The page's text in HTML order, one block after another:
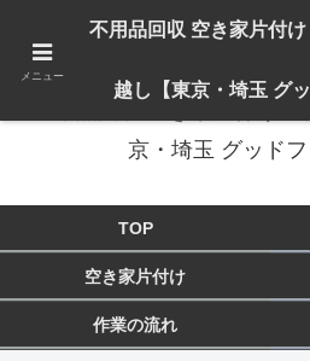
出張対応エリア：埼玉県 入間市 狭山市 飯
京・埼玉 グッドフ
TOP
空き家片付け
作業の流れ
メニュー
不用品回収 空き家片付
越し【東京・埼玉 グ